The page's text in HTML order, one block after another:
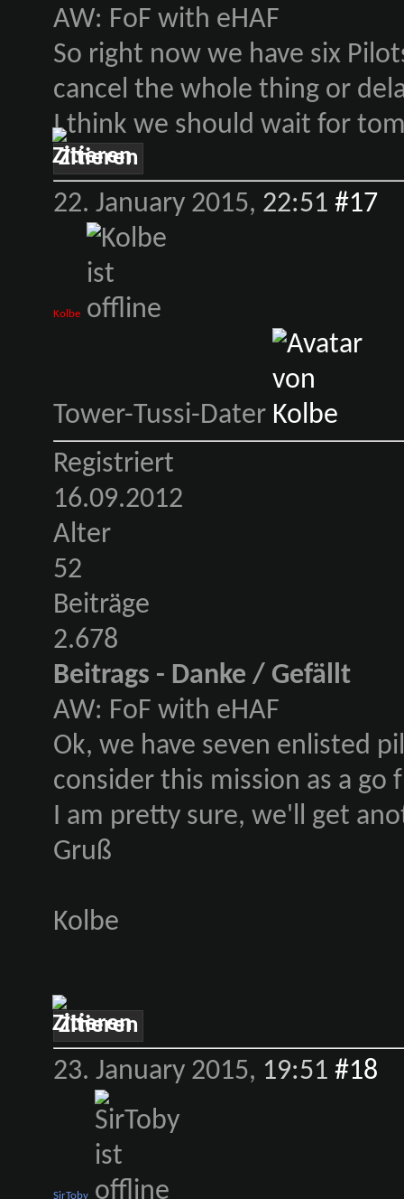
AW: FoF with eHAF
So right now we have six
cancel the whole thing or
I think we should wait for
Zitieren
22. January 2015, 22:51 #17
Kolbe
Tower-Tussi-Dater
Registriert
16.09.2012
Alter
52
Beiträge
2.678
Beitrags - Danke / Gefällt
AW: FoF with eHAF
Ok, we have seven enlisted
consider this mission as a go
I am pretty sure, we'll get
Gruß
Kolbe
Zitieren
23. January 2015, 19:51 #18
SirToby